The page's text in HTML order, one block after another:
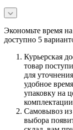
Экономьте время
доступно 5
Курьерская
товар
для
удобное
упаковку на
Самовывоз из
выбора